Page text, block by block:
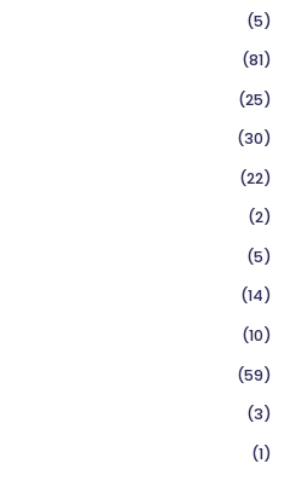
(5)
(81)
(25)
(30)
(22)
(2)
(5)
(14)
(10)
(59)
(3)
(1)